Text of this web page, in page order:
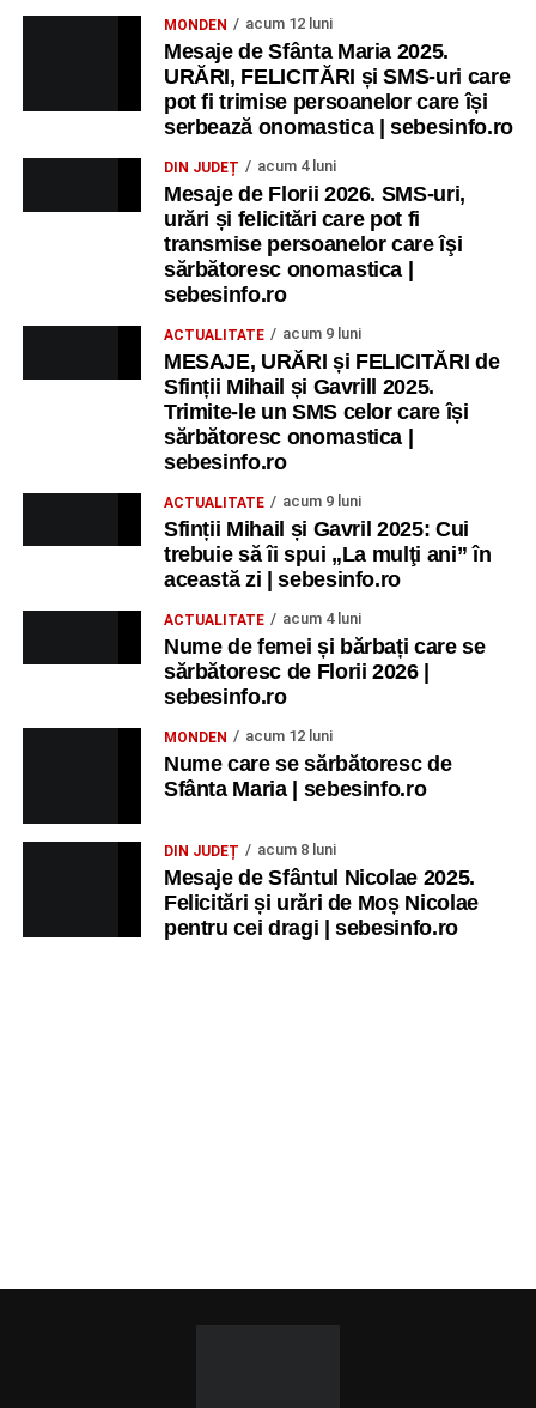
MONDEN acum 12 luni
Mesaje de Sfânta Maria 2025.
URĂRI, FELICITĂRI și SMS-uri care
pot fi trimise persoanelor care își
serbează onomastica | sebesinfo.ro
DIN JUDEȚ acum 4 luni
Mesaje de Florii 2026. SMS-uri,
urări și felicitări care pot fi
transmise persoanelor care îşi
sărbătoresc onomastica |
sebesinfo.ro
ACTUALITATE acum 9 luni
MESAJE, URĂRI și FELICITĂRI de
Sfinții Mihail și Gavrill 2025.
Trimite-le un SMS celor care își
sărbătoresc onomastica |
sebesinfo.ro
ACTUALITATE acum 9 luni
Sfinții Mihail și Gavril 2025: Cui
trebuie să îi spui „La mulţi ani” în
această zi | sebesinfo.ro
ACTUALITATE acum 4 luni
Nume de femei și bărbați care se
sărbătoresc de Florii 2026 |
sebesinfo.ro
MONDEN acum 12 luni
Nume care se sărbătoresc de
Sfânta Maria | sebesinfo.ro
DIN JUDEȚ acum 8 luni
Mesaje de Sfântul Nicolae 2025.
Felicitări și urări de Moș Nicolae
pentru cei dragi | sebesinfo.ro